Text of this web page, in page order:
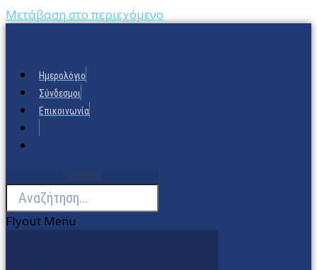
Μετάβαση στο περιεχόμενο
Ημερολόγιο
Σύνδεσμοι
Επικοινωνία
Search
Flyout Menu